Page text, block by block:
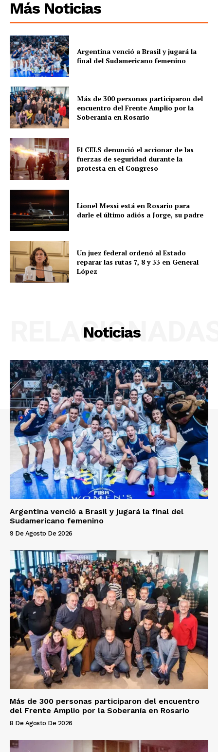
Más Noticias
Argentina venció a Brasil y jugará la
final del Sudamericano femenino
Más de 300 personas participaron del
encuentro del Frente Amplio por la
Soberanía en Rosario
El CELS denunció el accionar de las
fuerzas de seguridad durante la
protesta en el Congreso
Lionel Messi está en Rosario para
darle el último adiós a Jorge, su padre
Un juez federal ordenó al Estado
reparar las rutas 7, 8 y 33 en General
López
Noticias
Argentina venció a Brasil y jugará la final del
Sudamericano femenino
9 De Agosto De 2026
Más de 300 personas participaron del encuentro
del Frente Amplio por la Soberanía en Rosario
8 De Agosto De 2026